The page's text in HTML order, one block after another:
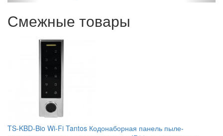
Смежные товары
TS-KBD-Bio Wi-Fi Tantos Кодонаборная панель пыле-